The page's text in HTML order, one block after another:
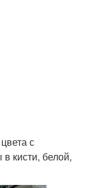
с
кисти, белой,